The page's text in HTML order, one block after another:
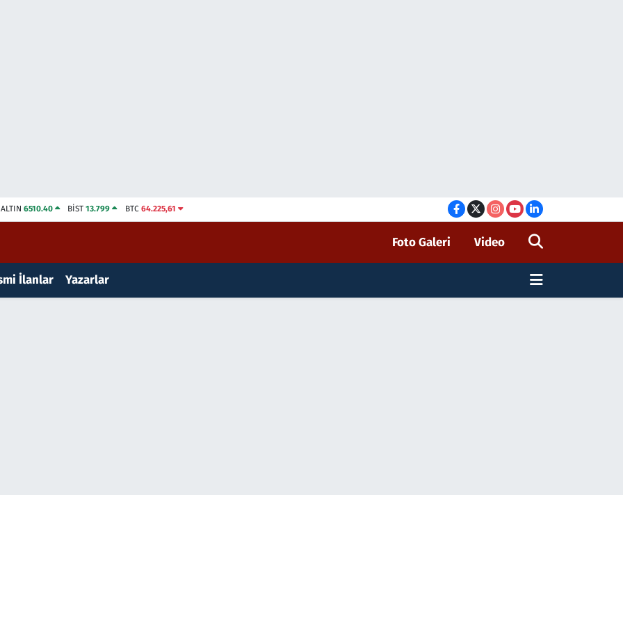
ALTIN 6510.40 BİST13.799 BTC 64.225,61
Foto Galeri Video
İlanlar Yazarlar